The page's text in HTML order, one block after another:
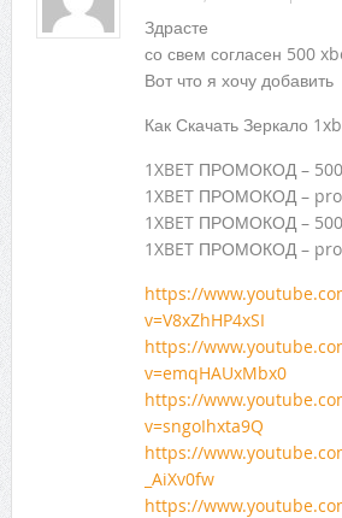
Здрасте
со свем согласен 500
Вот что я хочу добавить
Как Скачать Зеркало
1XBET ПРОМОКОД –
1XBET ПРОМОКОД –
1XBET ПРОМОКОД –
1XBET ПРОМОКОД –
https://
v=V8xZhHP4xSI
https://
v=emqHAUxMbx0
https://
v=sngoIhxta9Q
https://
_AiXv0fw
https://